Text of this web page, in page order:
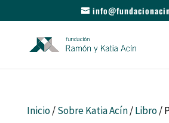
Inicio/Sobre Katia Acín/Libro/